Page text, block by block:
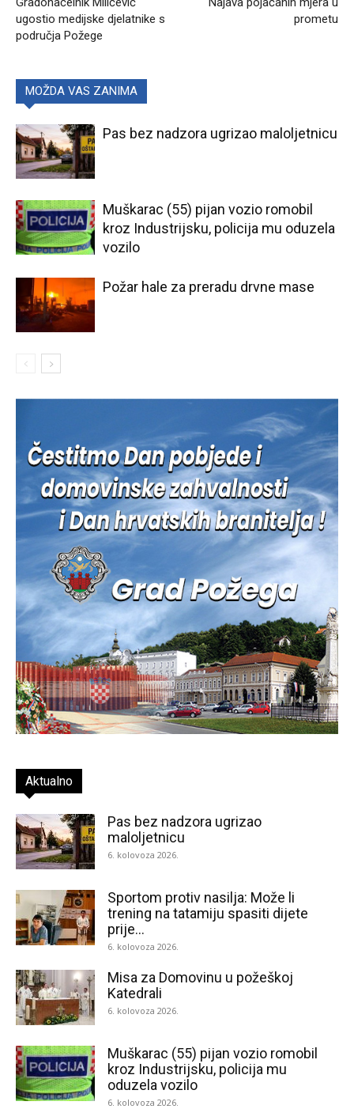
ugostio medijske djelatnike s
područja Požege
prometu
MOŽDA VAS ZANIMA
Pas bez nadzora ugrizao maloljetnicu
Muškarac (55) pijan vozio romobil
kroz Industrijsku, policija mu oduzela
vozilo
Požar hale za preradu drvne mase
Aktualno
Pas bez nadzora ugrizao
maloljetnicu
6. kolovoza 2026.
Sportom protiv nasilja: Može li
trening na tatamiju spasiti dijete
prije...
6. kolovoza 2026.
Misa za Domovinu u požeškoj
Katedrali
6. kolovoza 2026.
Muškarac (55) pijan vozio romobil
kroz Industrijsku, policija mu
oduzela vozilo
6. kolovoza 2026.